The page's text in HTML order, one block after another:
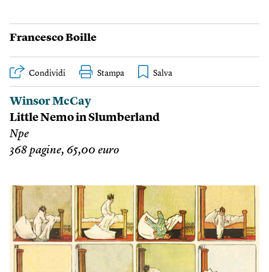
Francesco Boille
Condividi Stampa
Winsor McCay
Little Nemo in Slumberland
Npe
368 pagine, 65,00 euro